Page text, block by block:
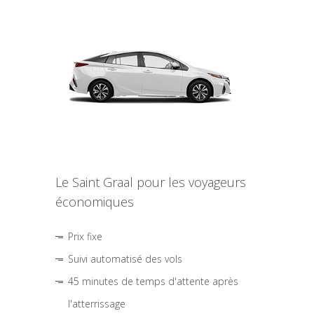
Le Saint Graal pour les voyageurs
économiques
Prix fixe
Suivi automatisé des vols
45 minutes de temps d'attente après
l'atterrissage